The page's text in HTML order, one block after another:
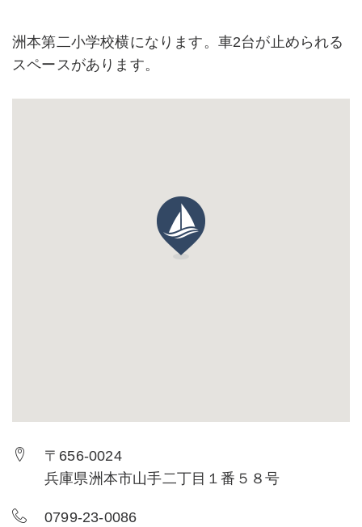
洲本第二小学校横になります。車2台が止められる
スペースがあります。
〒656-0024
兵庫県洲本市山手二丁目１番５８号
0799-23-0086